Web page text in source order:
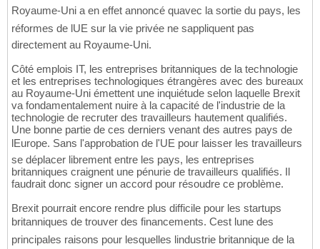
Royaume-Uni a en effet annoncé quavec la sortie du pays, les
réformes de lUE sur la vie privée ne sappliquent pas
directement au Royaume-Uni.
Côté emplois IT, les entreprises britanniques de la technologie
et les entreprises technologiques étrangères avec des bureaux
au Royaume-Uni émettent une inquiétude selon laquelle Brexit
va fondamentalement nuire à la capacité de l'industrie de la
technologie de recruter des travailleurs hautement qualifiés.
Une bonne partie de ces derniers venant des autres pays de
lEurope. Sans l'approbation de l'UE pour laisser les travailleurs
se déplacer librement entre les pays, les entreprises
britanniques craignent une pénurie de travailleurs qualifiés. Il
faudrait donc signer un accord pour résoudre ce problème.
Brexit pourrait encore rendre plus difficile pour les startups
britanniques de trouver des financements. Cest lune des
principales raisons pour lesquelles lindustrie britannique de la